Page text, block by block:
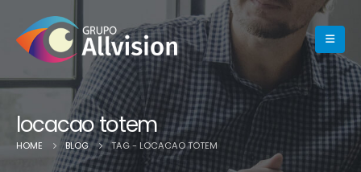
locacao totem
HOME BLOG TAG - LOCACAO TOTEM